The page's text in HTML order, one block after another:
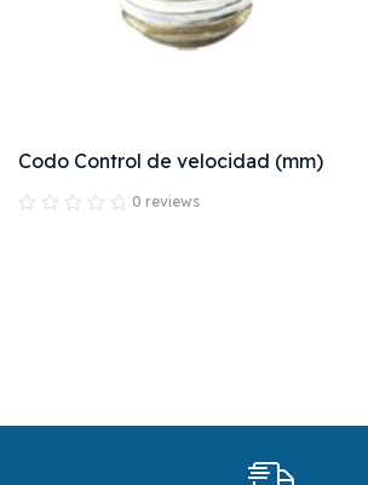
Codo Control de velocidad (mm)
0 reviews